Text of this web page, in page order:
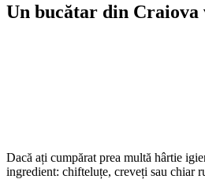
Un bucătar din Craiova
Dacă ați cumpărat prea multă hârtie
ingredient: chifteluțe, creveți sau chiar